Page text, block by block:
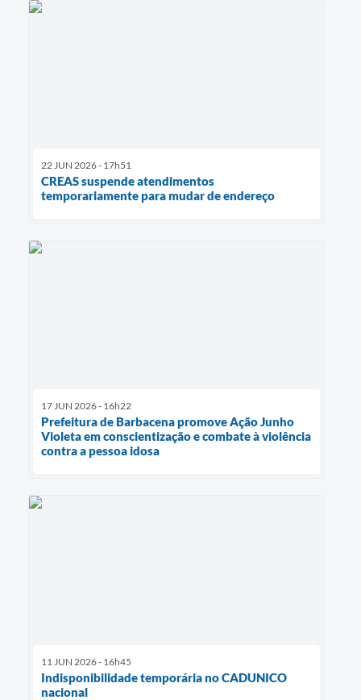
22 JUN 2026 - 17h51
CREAS suspende atendimentos
temporariamente para mudar de endereço
17 JUN 2026 - 16h22
Prefeitura de Barbacena promove Ação Junho
Violeta em conscientização e combate à violência
contra a pessoa idosa
11 JUN 2026 - 16h45
Indisponibilidade temporária no CADUNICO
nacional